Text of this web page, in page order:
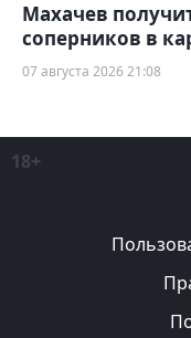
Махачев
соперников в
07 августа 2026 21:08
18+